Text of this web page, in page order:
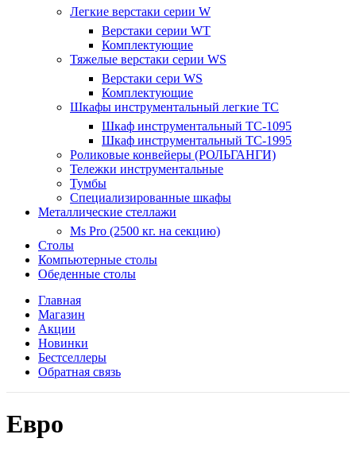
Легкие верстаки серии W
Верстаки серии WT
Комплектующие
Тяжелые верстаки серии WS
Верстаки сери WS
Комплектующие
Шкафы инструментальный легкие ТС
Шкаф инструментальный TC-1095
Шкаф инструментальный TC-1995
Роликовые конвейеры (РОЛЬГАНГИ)
Тележки инструментальные
Тумбы
Специализированные шкафы
Металлические стеллажи
Ms Pro (2500 кг. на секцию)
Столы
Компьютерные столы
Обеденные столы
Главная
Магазин
Акции
Новинки
Бестселлеры
Обратная связь
Евро